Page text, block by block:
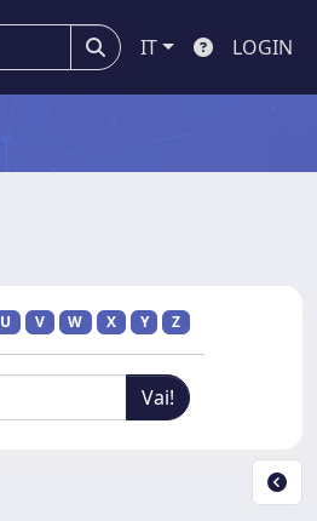
IT LOGIN
U V W X Y Z